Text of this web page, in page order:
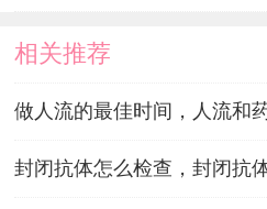
相关推荐
做人流的最佳时间，人流和
封闭抗体怎么检查，封闭抗